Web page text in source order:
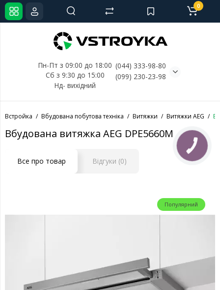
Пн-Пт з 09:00 до 18:00
Сб з 9:30 до 15:00
Нд- вихідний
(044) 333-98-80
(099) 230-23-98
0
Встройка Вбудована побутова техніка Витяжки Витяжки AEG
Вбудована витяжка AEG DPE5660M
Все про товар Відгуки (0)
Популярний
КНОПКА
СВЯЗИ